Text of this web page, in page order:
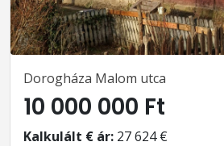
Dorogháza Malom utca
10 000 000 Ft
Kalkulált € ár: 27 624 €